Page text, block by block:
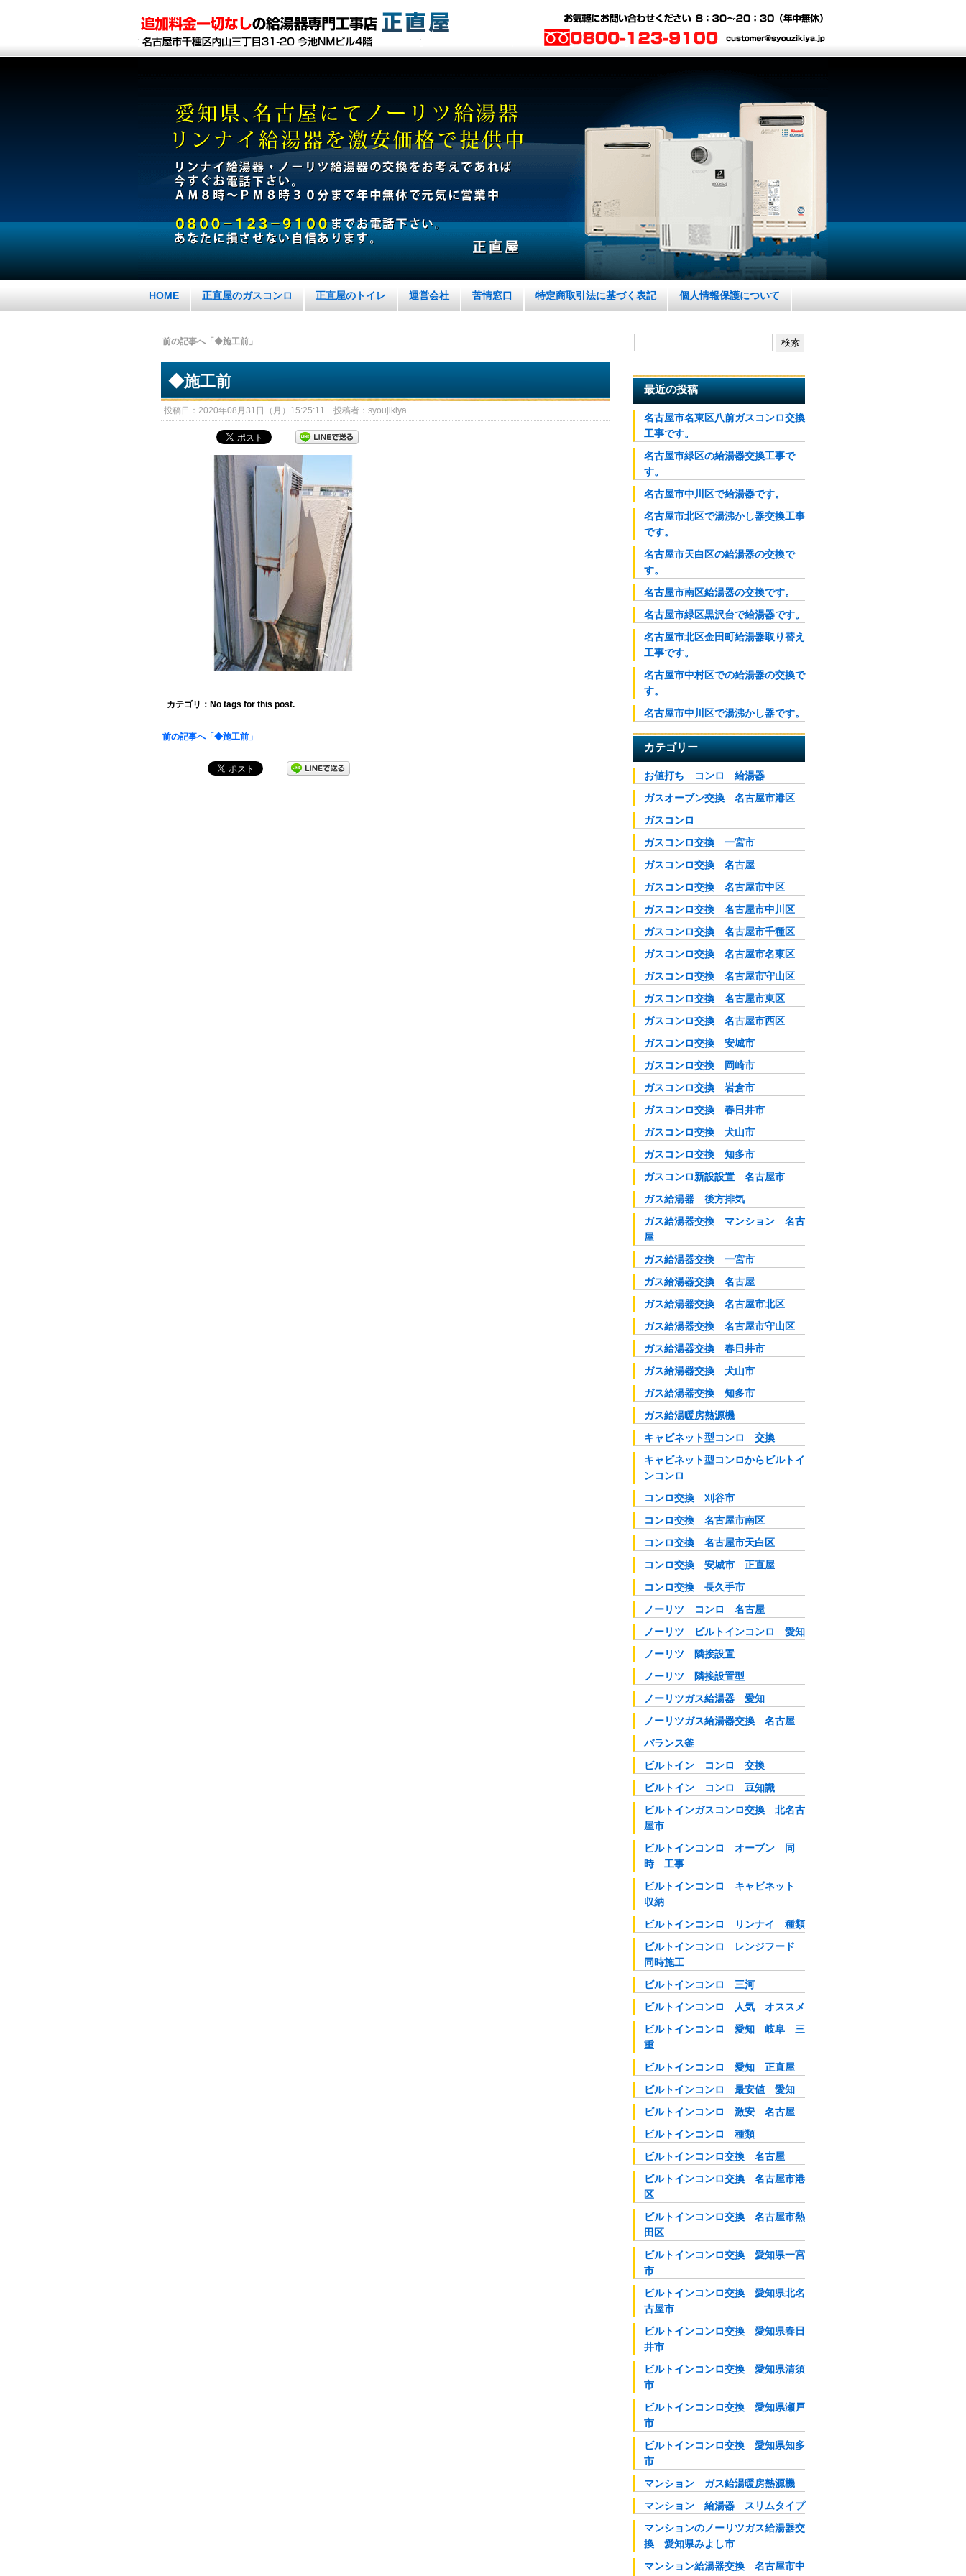
HOME 正直屋のガスコンロ 正直屋のトイレ 運営会社 苦情窓口 特定商取引法に基づく表記 個人情報保護について
前の記事へ「◆施工前」
◆施工前
投稿日：2020年08月31日（月）15:25:11 投稿者：syoujikiya
カテゴリ：No tags for this post.
前の記事へ「◆施工前」
最近の投稿
名古屋市名東区八前ガスコンロ交換
工事です。
名古屋市緑区の給湯器交換工事で
す。
名古屋市中川区で給湯器です。
名古屋市北区で湯沸かし器交換工事
です。
名古屋市天白区の給湯器の交換で
す。
名古屋市南区給湯器の交換です。
名古屋市緑区黒沢台で給湯器です。
名古屋市北区金田町給湯器取り替え
工事です。
名古屋市中村区での給湯器の交換で
す。
名古屋市中川区で湯沸かし器です。
カテゴリー
お値打ち コンロ 給湯器
ガスオーブン交換 名古屋市港区
ガスコンロ
ガスコンロ交換 一宮市
ガスコンロ交換 名古屋
ガスコンロ交換 名古屋市中区
ガスコンロ交換 名古屋市中川区
ガスコンロ交換 名古屋市千種区
ガスコンロ交換 名古屋市名東区
ガスコンロ交換 名古屋市守山区
ガスコンロ交換 名古屋市東区
ガスコンロ交換 名古屋市西区
ガスコンロ交換 安城市
ガスコンロ交換 岡崎市
ガスコンロ交換 岩倉市
ガスコンロ交換 春日井市
ガスコンロ交換 犬山市
ガスコンロ交換 知多市
ガスコンロ新設設置 名古屋市
ガス給湯器 後方排気
ガス給湯器交換 マンション 名古
屋
ガス給湯器交換 一宮市
ガス給湯器交換 名古屋
ガス給湯器交換 名古屋市北区
ガス給湯器交換 名古屋市守山区
ガス給湯器交換 春日井市
ガス給湯器交換 犬山市
ガス給湯器交換 知多市
ガス給湯暖房熱源機
キャビネット型コンロ 交換
キャビネット型コンロからビルトイ
ンコンロ
コンロ交換 刈谷市
コンロ交換 名古屋市南区
コンロ交換 名古屋市天白区
コンロ交換 安城市 正直屋
コンロ交換 長久手市
ノーリツ コンロ 名古屋
ノーリツ ビルトインコンロ 愛知
ノーリツ 隣接設置
ノーリツ 隣接設置型
ノーリツガス給湯器 愛知
ノーリツガス給湯器交換 名古屋
バランス釜
ビルトイン コンロ 交換
ビルトイン コンロ 豆知識
ビルトインガスコンロ交換 北名古
屋市
ビルトインコンロ オーブン 同
時 工事
ビルトインコンロ キャビネット
収納
ビルトインコンロ リンナイ 種類
ビルトインコンロ レンジフード
同時施工
ビルトインコンロ 三河
ビルトインコンロ 人気 オススメ
ビルトインコンロ 愛知 岐阜 三
重
ビルトインコンロ 愛知 正直屋
ビルトインコンロ 最安値 愛知
ビルトインコンロ 激安 名古屋
ビルトインコンロ 種類
ビルトインコンロ交換 名古屋
ビルトインコンロ交換 名古屋市港
区
ビルトインコンロ交換 名古屋市熱
田区
ビルトインコンロ交換 愛知県一宮
市
ビルトインコンロ交換 愛知県北名
古屋市
ビルトインコンロ交換 愛知県春日
井市
ビルトインコンロ交換 愛知県清須
市
ビルトインコンロ交換 愛知県瀬戸
市
ビルトインコンロ交換 愛知県知多
市
マンション ガス給湯暖房熱源機
マンション 給湯器 スリムタイプ
マンションのノーリツガス給湯器交
換 愛知県みよし市
マンション給湯器交換 名古屋市中